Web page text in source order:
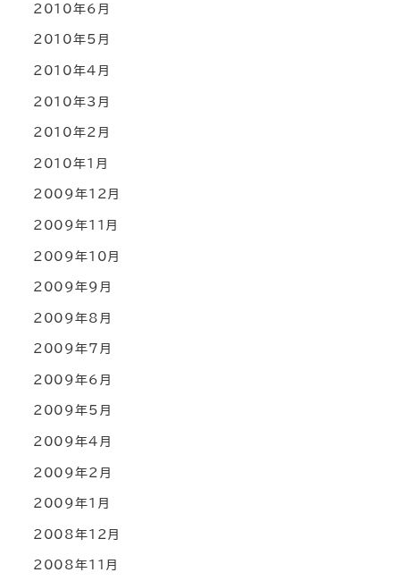
2010年6月
2010年5月
2010年4月
2010年3月
2010年2月
2010年1月
2009年12月
2009年11月
2009年10月
2009年9月
2009年8月
2009年7月
2009年6月
2009年5月
2009年4月
2009年2月
2009年1月
2008年12月
2008年11月